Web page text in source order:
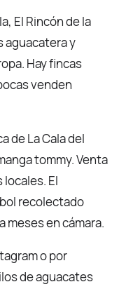
El Rincón de la
aguacatera y
Hay fincas
venden
de La Cala del
tommy. Venta
El
recolectado
meses en cámara.
o por
de aguacates